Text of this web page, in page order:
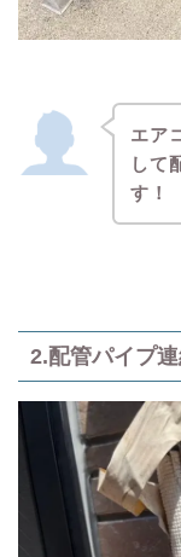
エア
して
す！
2.配管パイプ